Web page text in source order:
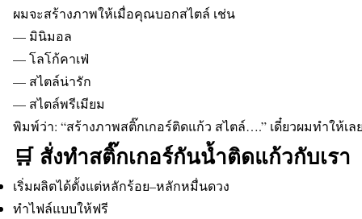
ผมจะสร้างภาพให้เมื่อคุณบอกสไตล์ เช่น
— มินิมอล
— โลโก้คาเฟ่
— สไตล์น่ารัก
— สไตล์พรีเมียม
พิมพ์ว่า: “สร้างภาพสติ๊กเกอร์ติดแก้ว สไตล์….” เดี๋ยวผมทำให้เล
🛒 สั่งทำสติ๊กเกอร์กันน้ำติดแก้วกับเรา
เริ่มผลิตได้ตั้งแต่หลักร้อย–หลักหมื่นดวง
ทำไฟล์แบบให้ฟรี